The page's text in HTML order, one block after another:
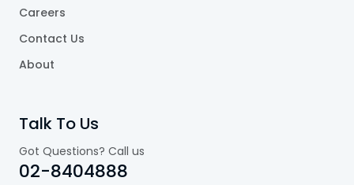
Careers
Contact Us
About
Talk To Us
Got Questions? Call us
02-8404888